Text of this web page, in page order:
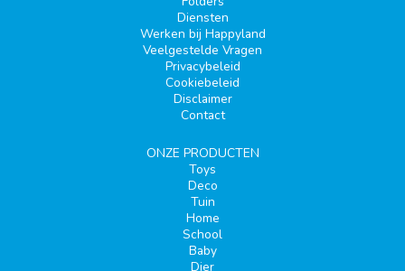
Diensten
Werken bij Happyland
Veelgestelde Vragen
Privacybeleid
Cookiebeleid
Disclaimer
Contact
ONZE PRODUCTEN
Toys
Deco
Tuin
Home
School
Baby
Dier